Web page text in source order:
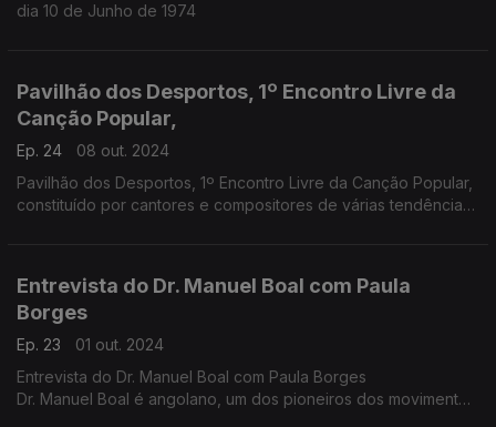
dia 10 de Junho de 1974
Pavilhão dos Desportos, 1º Encontro Livre da
Canção Popular,
Ep. 24
08 out. 2024
Pavilhão dos Desportos, 1º Encontro Livre da Canção Popular,
constituído por cantores e compositores de várias tendências
Entrevista do Dr. Manuel Boal com Paula
Borges
Ep. 23
01 out. 2024
Entrevista do Dr. Manuel Boal com Paula Borges
Dr. Manuel Boal é angolano, um dos pioneiros dos movimentos